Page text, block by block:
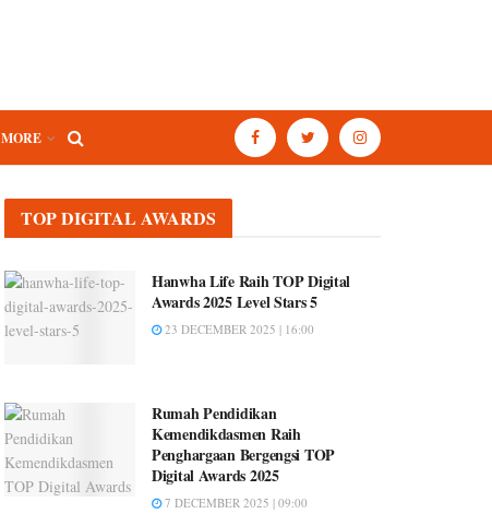
MORE
TOP DIGITAL AWARDS
Hanwha Life Raih TOP Digital
Awards 2025 Level Stars 5
23 DECEMBER 2025 | 16:00
Rumah Pendidikan
Kemendikdasmen Raih
Penghargaan Bergengsi TOP
Digital Awards 2025
7 DECEMBER 2025 | 09:00